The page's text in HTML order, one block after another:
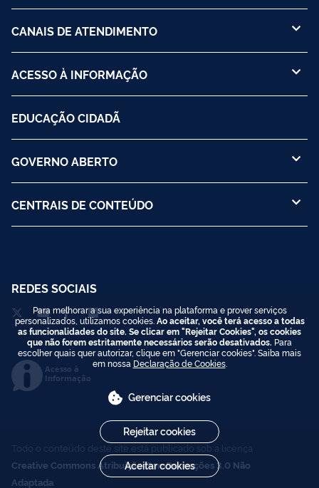
CANAIS DE ATENDIMENTO
ACESSO À INFORMAÇÃO
EDUCAÇÃO CIDADÃ
GOVERNO ABERTO
CENTRAIS DE CONTEÚDO
REDES SOCIAIS
Acesso à
Informação
Todo o conteúdo deste site está publicado sob a licença
Creative Commons Atribuição-SemDerivações 3.0 Não
Adaptada
Para melhorar a sua experiência na plataforma e prover serviços
personalizados, utilizamos cookies. Ao aceitar, você terá acesso a todas
as funcionalidades do site. Se clicar em "Rejeitar Cookies", os cookies
que não forem estritamente necessários serão desativados. Para
escolher quais quer autorizar, clique em "Gerenciar cookies". Saiba mais
em nossa Declaração de Cookies.
Gerenciar cookies
Rejeitar cookies
Aceitar cookies